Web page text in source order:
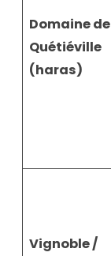
Domaine de
Quétiéville
(haras)
Vignoble /